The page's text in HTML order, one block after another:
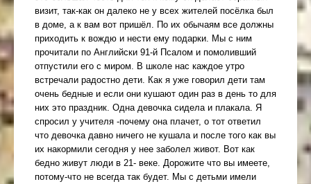
визит, так-как он далеко не у всех жителей посёлка был
в доме, а к вам вот пришёл. По их обычаям все должны
приходить к вождю и нести ему подарки. Мы с ним
прочитали по Английски 91-й Псалом и помоливший
отпустили его с миром. В школе нас каждое утро
встречали радостно дети. Как я уже говорил дети там
очень бедные и если они кушают один раз в день то для
них это праздник. Одна девочка сидела и плакала. Я
спросил у учителя -почему она плачет, о тот ответил
что девочка давно ничего не кушала и после того как вы
их накормили сегодня у нее заболел живот. Вот как
бедно живут люди в 21- веке. Дорожите что вы имеете,
потому-что не всегда так будет. Мы с детьми имели